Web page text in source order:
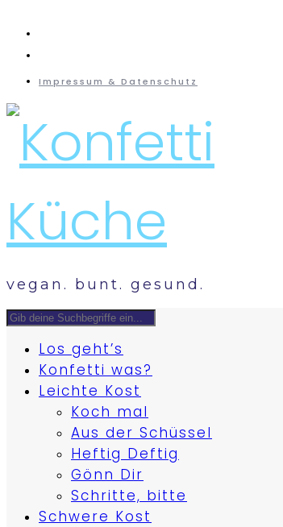
Impressum & Datenschutz
vegan. bunt. gesund.
Los geht’s
Konfetti was?
Leichte Kost
Koch mal
Aus der Schüssel
Heftig Deftig
Gönn Dir
Schritte, bitte
Schwere Kost